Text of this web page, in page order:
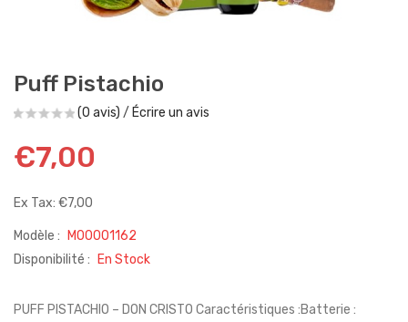
Puff Pistachio
(0 avis) / Écrire un avis
€7,00
Ex Tax: €7,00
Modèle :
M00001162
Disponibilité :
En Stock
PUFF PISTACHIO – DON CRISTO Caractéristiques :Batterie :